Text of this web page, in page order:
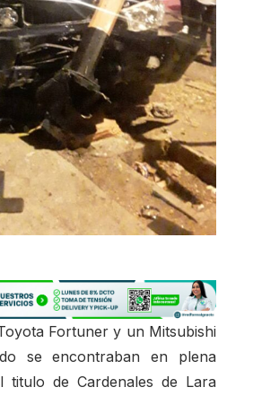
Fortuner y un Mitsubishi
se encontraban en plena
titulo de Cardenales de Lara